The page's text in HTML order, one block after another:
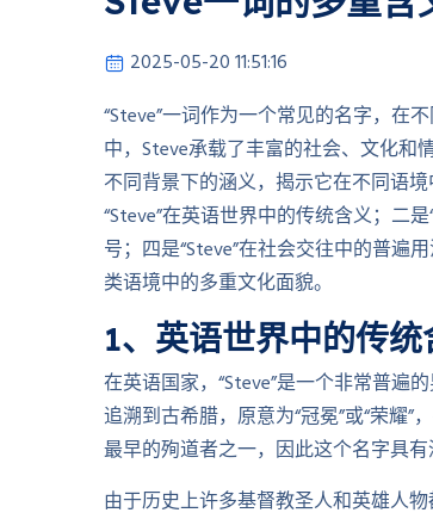
2025-05-20 11:51:16
“Steve”一词作为一个常见的名字，在
中，Steve承载了丰富的社会、文化和
不同背景下的涵义，揭示它在不同语
“Steve”在英语世界中的传统含义；二
号；四是“Steve”在社会交往中的普遍
类语境中的多重文化面貌。
1、英语世界中的传统
在英语国家，“Steve”是一个非常普遍
追溯到古希腊，原意为“冠冕”或“荣耀
最早的殉道者之一，因此这个名字具有
由于历史上许多基督教圣人和英雄人